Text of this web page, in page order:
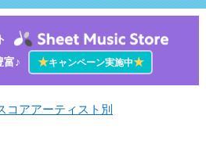
富♪
★キャンペーン実施中★
コアアーティスト別